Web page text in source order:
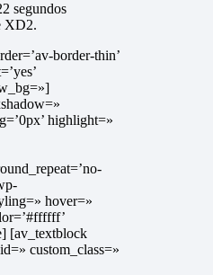
segundos
XD2.
border-thin’
highlight=»
hover=»
[av_textblock
custom_class=»